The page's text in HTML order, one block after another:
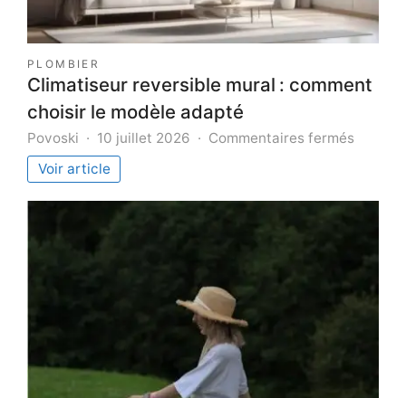
PLOMBIER
Climatiseur reversible mural : comment
choisir le modèle adapté
Povoski 10 juillet 2026 Commentaires fermés
adapté
Voir article